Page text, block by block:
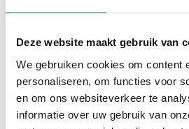
Deze website maakt gebruik van
We gebruiken cookies om content
personaliseren, om functies voor
en om ons websiteverkeer te
informatie over uw gebruik van